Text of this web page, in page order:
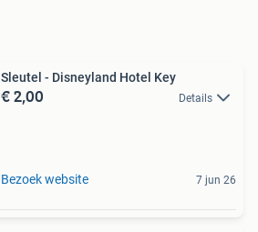
Sleutel - Disneyland Hotel Key
€ 2,00 Details
Bezoek website 7 jun 26